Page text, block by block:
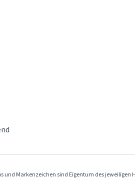
Markenzeichen sind Eigentum des jeweiligen